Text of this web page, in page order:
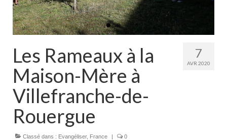
Actualités
Tutelle 7
AVR 2020
Les Rameaux à la
Maison-Mère à
Villefranche-de-
Rouergue
Classé dans : Evangéliser, France | 0